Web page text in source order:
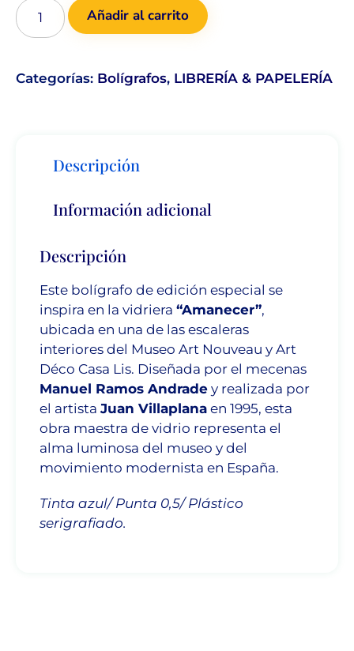
Añadir al carrito
Categorías: Bolígrafos, LIBRERÍA & PAPELERÍA
Descripción
Información adicional
Descripción
Este bolígrafo de edición especial se
inspira en la vidriera “Amanecer”,
ubicada en una de las escaleras
interiores del Museo Art Nouveau y Art
Déco Casa Lis. Diseñada por el mecenas
Manuel Ramos Andrade y realizada por
el artista Juan Villaplana en 1995, esta
obra maestra de vidrio representa el
alma luminosa del museo y del
movimiento modernista en España.
Tinta azul/ Punta 0,5/ Plástico
serigrafiado.